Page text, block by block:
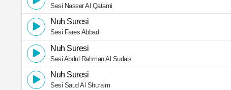
Sesi Nasser Al Qatami
Nuh Suresi
Sesi Fares Abbad
Nuh Suresi
Sesi Abdul Rahman Al Sudais
Nuh Suresi
Sesi Saud Al Shuraim